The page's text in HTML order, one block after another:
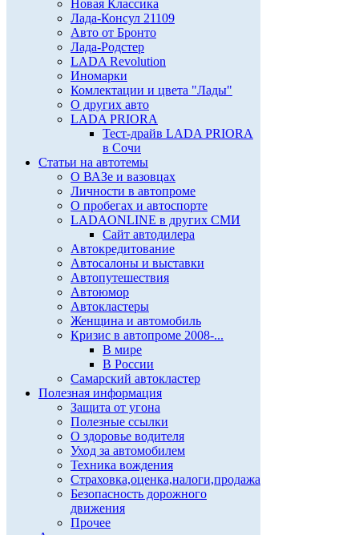
Новая Классика
Лада-Консул 21109
Авто от Бронто
Лада-Родстер
LADA Revolution
Иномарки
Комлектации и цвета "Лады"
О других авто
LADA PRIORA
Тест-драйв LADA PRIORA
в Сочи
Статьи на автотемы
О ВАЗе и вазовцах
Личности в автопроме
О пробегах и автоспорте
LADAONLINE в других СМИ
Сайт автодилера
Автокредитование
Автосалоны и выставки
Автопутешествия
Автоюмор
Автокластеры
Женщина и автомобиль
Кризис в автопроме 2008-...
В мире
В России
Самарский автокластер
Полезная информация
Защита от угона
Полезные ссылки
О здоровье водителя
Уход за автомобилем
Техника вождения
Страховка,оценка,налоги,продажа
Безопасность дорожного
движения
Прочее